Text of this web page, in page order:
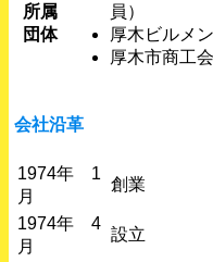
所属
団体
員）
厚木ビルメ
厚木市商工
会社沿革
1974年 1
月
創業
1974年 4
月
設立